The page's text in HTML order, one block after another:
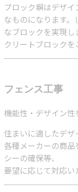
ブロック塀はデザ
なものになります
なブロックを実現
クリートブロックを
フェンス工事
機能性・デザイン
住まいに適したデザ
各種メーカーの商
シーの確保等、
要望に応じて対応い